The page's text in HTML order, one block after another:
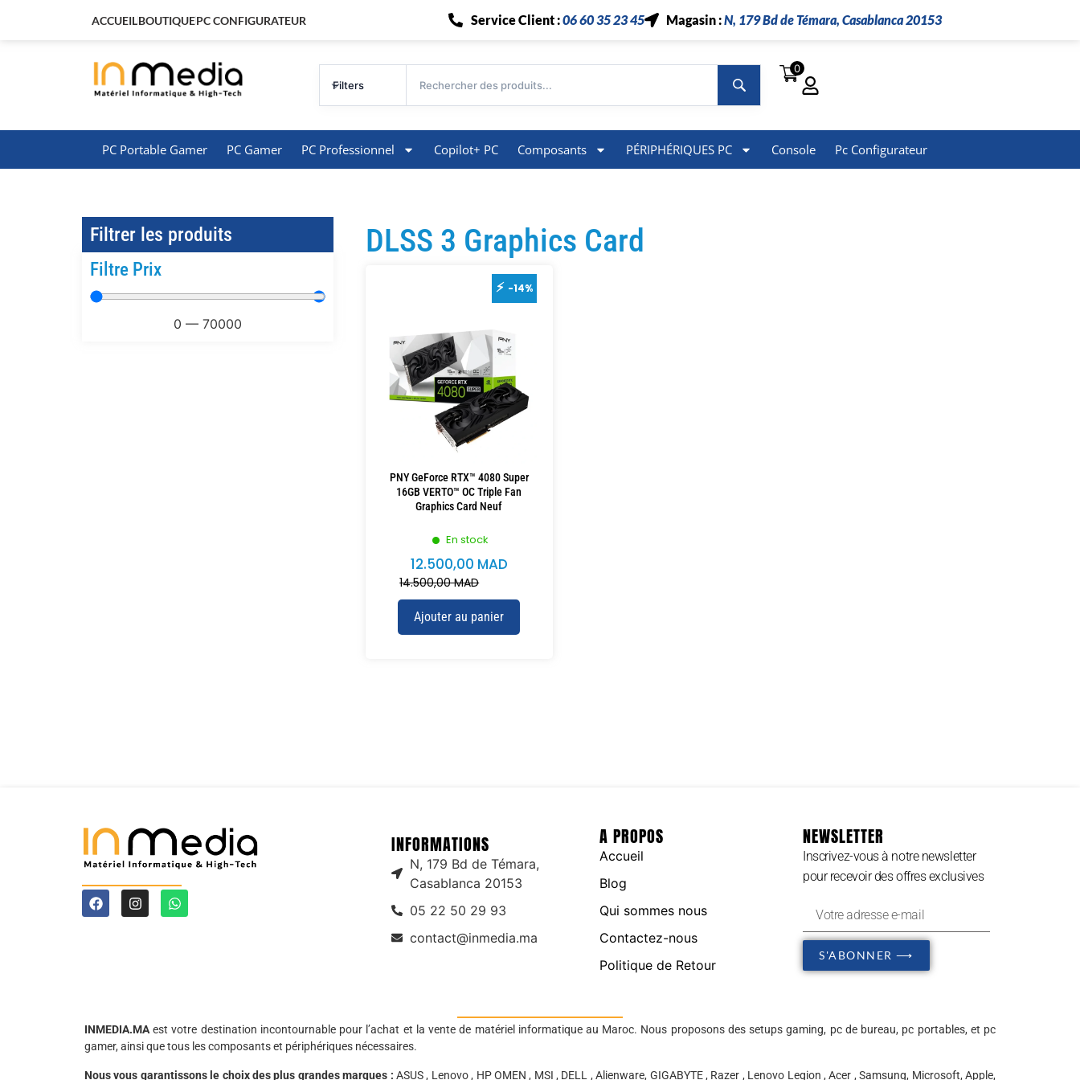
ACCUEILBOUTIQUEPC CONFIGURATEUR Service Client :06 60 35 23 45 Magasin :N, 179 Bd de Témara, Casablanca 20153
Filters Rechercher
0
PC Portable Gamer PC Gamer PC Professionnel Copilot+ PC Composants PÉRIPHÉRIQUES PC Console Pc Configurateur
Filtrer les produits
Filtre Prix
0 — 70000
DLSS 3 Graphics Card
-14%
En stock
PNY GeForce RTX™ 4080 Super
16GB VERTO™ OC Triple Fan
Graphics Card Neuf
14.500,00MAD
12.500,00 MAD
Ajouter au panier
INFORMATIONS
N, 179 Bd de Témara,
Casablanca 20153
05 22 50 29 93
contact@inmedia.ma
A PROPOS
Accueil
Blog
Qui sommes nous
Contactez-nous
Politique de Retour
NEWSLETTER
Inscrivez-vous à notre newsletter
pour recevoir des offres exclusives
S'ABONNER ⟶
INMEDIA.MA est votre destination incontournable pour l’achat et la vente de matériel informatique au Maroc. Nous proposons des setups gaming, pc de bureau, pc portables, et pc
gamer, ainsi que tous les composants et périphériques nécessaires.
Nous vous garantissons le choix des plus grandes marques : ASUS , Lenovo , HP OMEN , MSI , DELL , Alienware, GIGABYTE , Razer , Lenovo Legion , Acer , Samsung, Microsoft, Apple,